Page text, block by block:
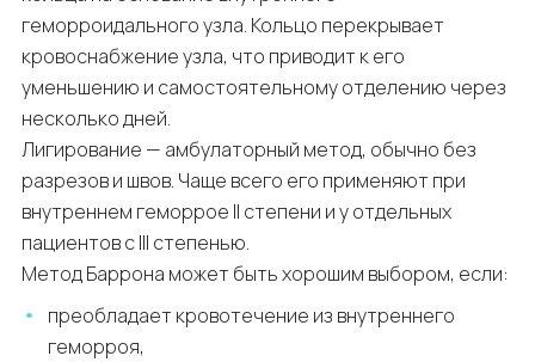
геморроидального узла. Кольцо перекрывает
кровоснабжение узла, что приводит к его
уменьшению и самостоятельному отделению через
несколько дней.
Лигирование — амбулаторный метод, обычно без
разрезов и швов. Чаще всего его применяют при
внутреннем геморрое II степени и у отдельных
пациентов с III степенью.
Метод Баррона может быть хорошим выбором, если:
преобладает кровотечение из внутреннего
геморроя,